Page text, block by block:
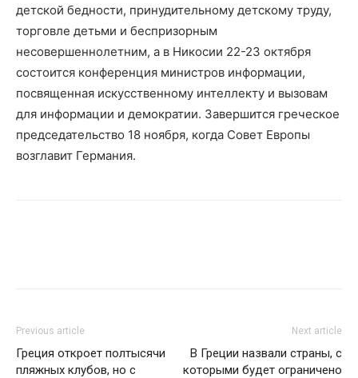
детской бедности, принудительному детскому труду,
торговле детьми и беспризорным
несовершеннолетним, а в Никосии 22-23 октября
состоится конференция министров информации,
посвященная искусственному интеллекту и вызовам
для информации и демократии. Завершится греческое
председательство 18 ноября, когда Совет Европы
возглавит Германия.
Previous article
Греция откроет полтысячи
пляжных клубов, но с
Next article
В Греции назвали страны, с
которыми будет ограничено